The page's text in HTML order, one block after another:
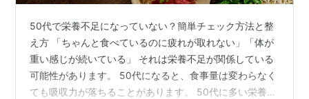
50代で栄養不足になっていない？簡単チェック方法と整
え方 「ちゃんと食べているのに疲れが取れない」「体が
重い感じが続いている」 それは栄養不足が関係している
可能性があります。 50代になると、食事量は変わらなく
ても吸収力が落ちることがあります。 50代に多い栄養不